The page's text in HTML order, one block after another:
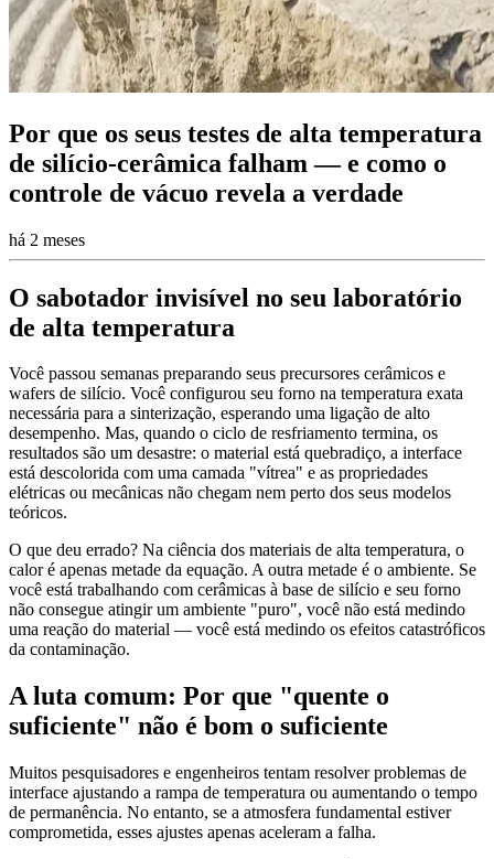
Por que os seus testes de alta temperatura
de silício-cerâmica falham — e como o
controle de vácuo revela a verdade
há 2 meses
O sabotador invisível no seu laboratório
de alta temperatura
Você passou semanas preparando seus precursores cerâmicos e
wafers de silício. Você configurou seu forno na temperatura exata
necessária para a sinterização, esperando uma ligação de alto
desempenho. Mas, quando o ciclo de resfriamento termina, os
resultados são um desastre: o material está quebradiço, a interface
está descolorida com uma camada "vítrea" e as propriedades
elétricas ou mecânicas não chegam nem perto dos seus modelos
teóricos.
O que deu errado? Na ciência dos materiais de alta temperatura, o
calor é apenas metade da equação. A outra metade é o ambiente. Se
você está trabalhando com cerâmicas à base de silício e seu forno
não consegue atingir um ambiente "puro", você não está medindo
uma reação do material — você está medindo os efeitos catastróficos
da contaminação.
A luta comum: Por que "quente o
suficiente" não é bom o suficiente
Muitos pesquisadores e engenheiros tentam resolver problemas de
interface ajustando a rampa de temperatura ou aumentando o tempo
de permanência. No entanto, se a atmosfera fundamental estiver
comprometida, esses ajustes apenas aceleram a falha.